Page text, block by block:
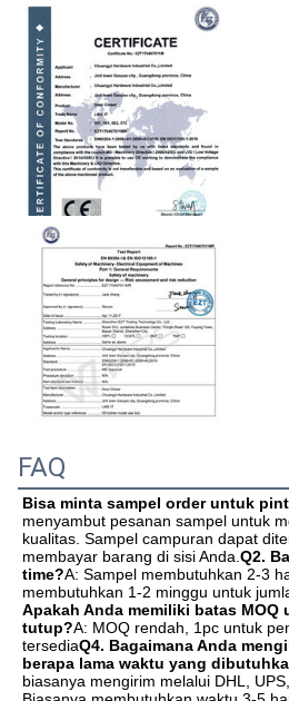
FAQ
Bisa minta sampel order untuk
menyambut pesanan sampel untuk
kualitas. Sampel campuran dapat
membayar barang di sisi Anda. Q2.
time?A: Sampel membutuhkan 2-3
membutuhkan 1-2 minggu untuk
Apakah Anda memiliki batas
tutup?A: MOQ rendah, 1pc untuk
tersediaQ4. Bagaimana Anda
berapa lama waktu yang
biasanya mengirim melalui DHL,